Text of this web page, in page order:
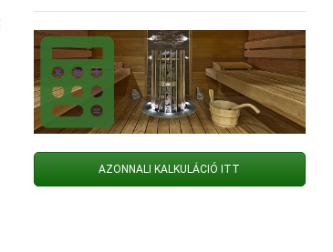
AZONNALI KALKULÁCIÓ ITT